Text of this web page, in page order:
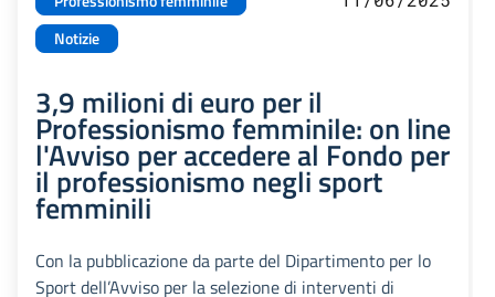
Notizie
3,9 milioni di euro per il
Professionismo femminile: on line
l'Avviso per accedere al Fondo per
il professionismo negli sport
femminili
Con la pubblicazione da parte del Dipartimento per lo
Sport dell’Avviso per la selezione di interventi di